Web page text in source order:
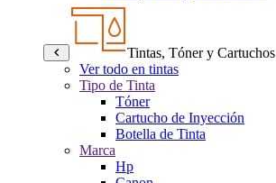
Tintas, Tóner y Cartuchos
Ver todo en tintas
Tipo de Tinta
Tóner
Cartucho de Inyección
Botella de Tinta
Marca
Hp